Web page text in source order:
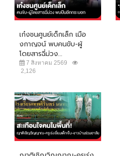
เก๋งชนศูนย์เด็กเล็ก เมือ
งกาญจน์ พบคนขับ-ผู้
โดยสารฉี่ม่วง...
7 สิงหาคม 2569
2,126